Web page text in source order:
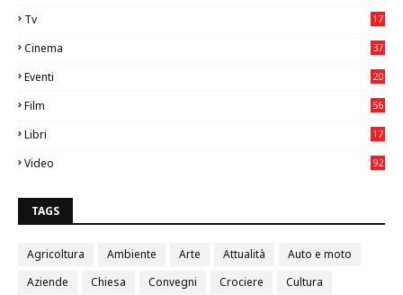
Tv
17
Cinema
37
Eventi
20
Film
56
Libri
17
Video
92
TAGS
Agricoltura Ambiente Arte Attualità
Auto e moto
Aziende
Chiesa Convegni Crociere
Cultura